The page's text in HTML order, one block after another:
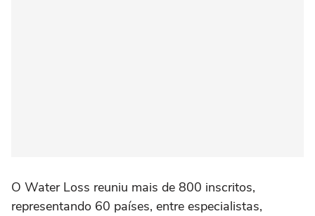
O Water Loss reuniu mais de 800 inscritos,
representando 60 países, entre especialistas,